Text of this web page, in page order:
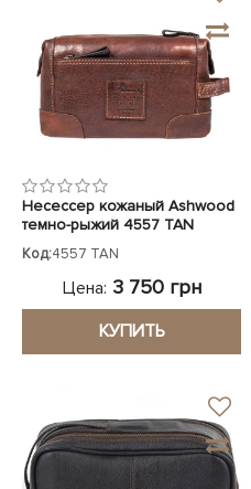
Несессер кожаный Ashwood
темно-рыжий 4557 TAN
Код:4557 TAN
Цена: 3 750 грн
КУПИТЬ